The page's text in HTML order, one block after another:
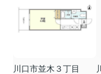
川口市並木３丁目